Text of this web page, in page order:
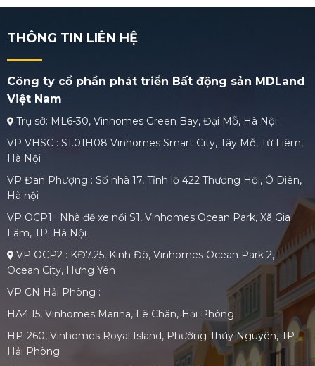
THÔNG TIN LIÊN HỆ
Công ty cổ phần phát triển Bất động sản MDLand
Việt Nam
Trụ sở: ML6-30, Vinhomes Green Bay, Đại Mỗ, Hà Nội
VP VHSC : S1.01H08 Vinhomes Smart City, Tây Mỗ, Từ Liêm,
Hà Nội
VP Đan Phượng : Số nhà 17, Tỉnh lộ 422 Thượng Hội, Ô Diên,
Hà nội
VP OCP1 : Nhà để xe nổi S1, Vinhomes Ocean Park, Xã Gia
Lâm, TP. Hà Nội
VP OCP2 : KĐ7.25, Kinh Đô, Vinhomes Ocean Park 2,
Ocean City, Hưng Yên
VP CN Hải Phòng :
HA4.15, Vinhomes Marina, Lê Chân, Hải Phòng
HP-260, Vinhomes Royal Island, Phường Thủy Nguyên, TP
Hải Phòng